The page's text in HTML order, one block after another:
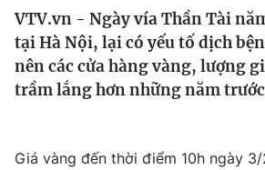
Thế giới
Tin tức
Thế giới đó đây
Kinh tế
Thị trường
VTV.vn - Ngày vía Thần Tài
tại Hà Nội, lại có yếu tố dịch
nên các cửa hàng vàng, lượng
trầm lắng hơn những năm
Giá vàng đến thời điểm 10h ngày